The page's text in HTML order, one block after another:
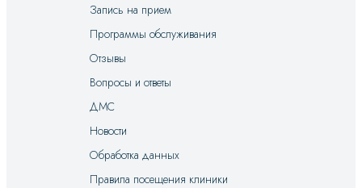
Запись на прием
Программы обслуживания
Отзывы
Вопросы и ответы
ДМС
Новости
Обработка данных
Правила посещения клиники